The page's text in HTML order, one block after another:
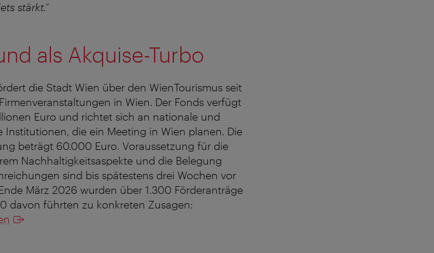
stärkt.“
als Akquise-Turbo
die Stadt Wien über den WienTourismus seit
in Wien. Der Fonds verfügt
Euro und richtet sich an nationale und
die ein Meeting in Wien planen. Die
beträgt 60.000 Euro. Voraussetzung für die
Nachhaltigkeitsaspekte und die Belegung
sind bis spätestens drei Wochen vor
März 2026 wurden über 1.300 Förderanträge
davon führten zu konkreten Zusagen: